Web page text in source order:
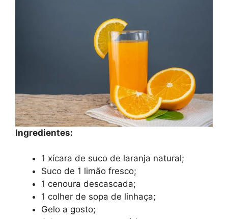
Ingredientes:
1 xícara de suco de laranja natural;
Suco de 1 limão fresco;
1 cenoura descascada;
1 colher de sopa de linhaça;
Gelo a gosto;